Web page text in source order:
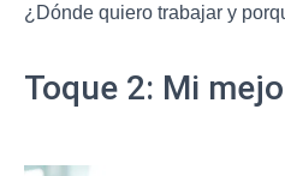
¿Dónde quiero trabajar y
Toque 2: Mi